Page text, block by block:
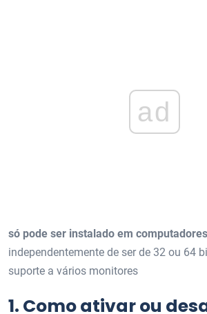
ad
só pode ser instalado em
independentemente de ser de 32 ou 64
suporte a vários monitores
1. Como ativar ou